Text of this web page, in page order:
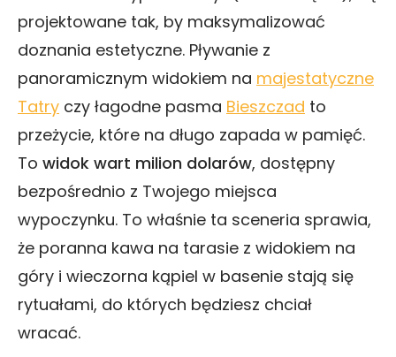
projektowane tak, by maksymalizować
doznania estetyczne. Pływanie z
panoramicznym widokiem na majestatyczne
Tatry czy łagodne pasma Bieszczad to
przeżycie, które na długo zapada w pamięć.
To widok wart milion dolarów, dostępny
bezpośrednio z Twojego miejsca
wypoczynku. To właśnie ta sceneria sprawia,
że poranna kawa na tarasie z widokiem na
góry i wieczorna kąpiel w basenie stają się
rytuałami, do których będziesz chciał
wracać.